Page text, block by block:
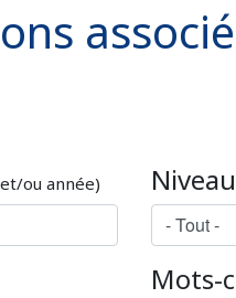
ou année)
Mots-